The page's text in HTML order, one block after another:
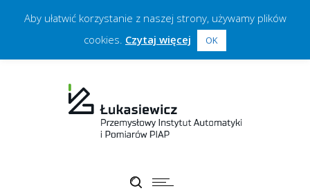
Aby ułatwić korzystanie z naszej strony, używamy plików
cookies. Czytaj więcej OK